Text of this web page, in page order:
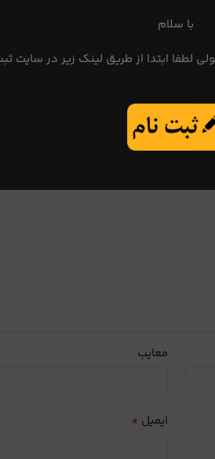
با سلام
لطفا ابتدا از طریق لینک زیر در سایت
معایب
ایمیل *